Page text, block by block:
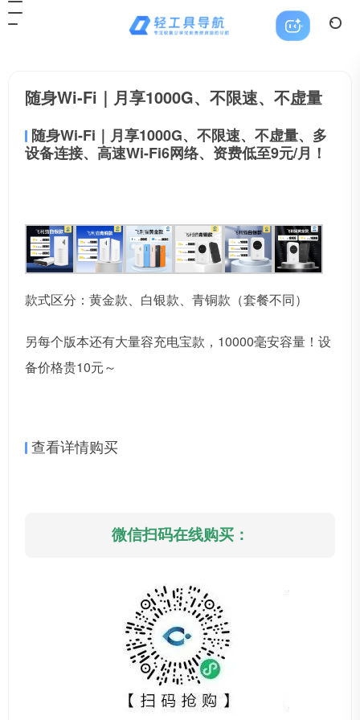
随身Wi-Fi｜月享1000G、不限速、不虚量
随身Wi-Fi｜月享1000G、不限速、不虚量、多
设备连接、高速Wi-Fi6网络、资费低至9元/月！
款式区分：黄金款、白银款、青铜款（套餐不同）
另每个版本还有大量容充电宝款，10000毫安容量！设
备价格贵10元～
查看详情购买
微信扫码在线购买：